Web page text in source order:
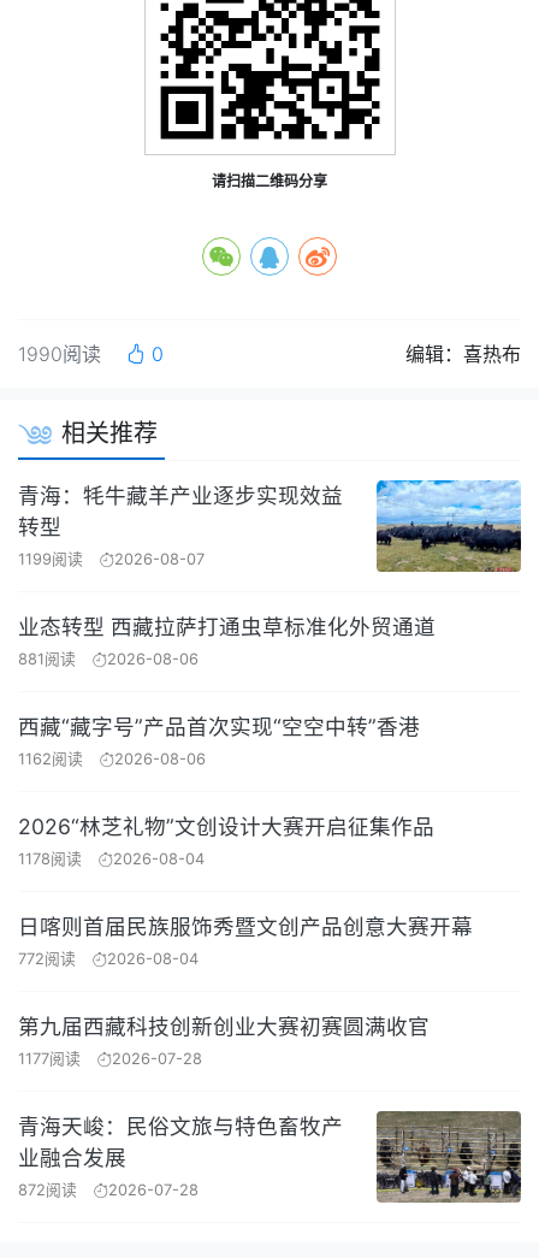
请扫描二维码分享
1990阅读 0 编辑：喜热布
相关推荐
青海：牦牛藏羊产业逐步实现效益
转型
1199阅读 2026-08-07
业态转型 西藏拉萨打通虫草标准化外贸通道
881阅读 2026-08-06
西藏“藏字号”产品首次实现“空空中转”香港
1162阅读 2026-08-06
2026“林芝礼物”文创设计大赛开启征集作品
1178阅读 2026-08-04
日喀则首届民族服饰秀暨文创产品创意大赛开幕
772阅读 2026-08-04
第九届西藏科技创新创业大赛初赛圆满收官
1177阅读 2026-07-28
青海天峻：民俗文旅与特色畜牧产
业融合发展
872阅读 2026-07-28